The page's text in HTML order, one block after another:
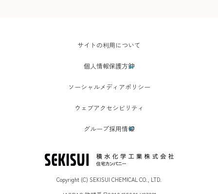
サイトの利用について
個人情報保護方針
ソーシャルメディアポリシー
ウェブアクセシビリティ
グループ採用情報
Copyright (C) SEKISUI CHEMICAL CO., LTD.